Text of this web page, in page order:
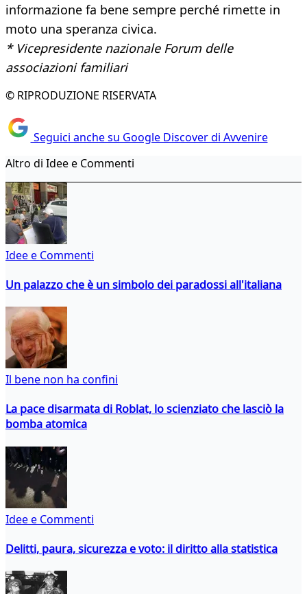
informazione fa bene sempre perché rimette in
moto una speranza civica.
* Vicepresidente nazionale Forum delle
associazioni familiari
© RIPRODUZIONE RISERVATA
Seguici anche su Google Discover di Avvenire
Altro di Idee e Commenti
Idee e Commenti
Un palazzo che è un simbolo dei paradossi all'italiana
Il bene non ha confini
La pace disarmata di Roblat, lo scienziato che lasciò la
bomba atomica
Idee e Commenti
Delitti, paura, sicurezza e voto: il diritto alla statistica